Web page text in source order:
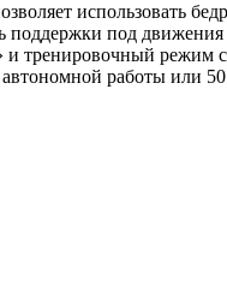
использовать
под
и тренировочный
работы или